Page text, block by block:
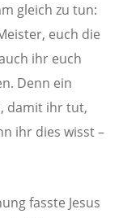
gleich zu tun:
euch die
ihr euch
Denn ein
damit ihr tut,
ihr dies wisst –
fasste Jesus